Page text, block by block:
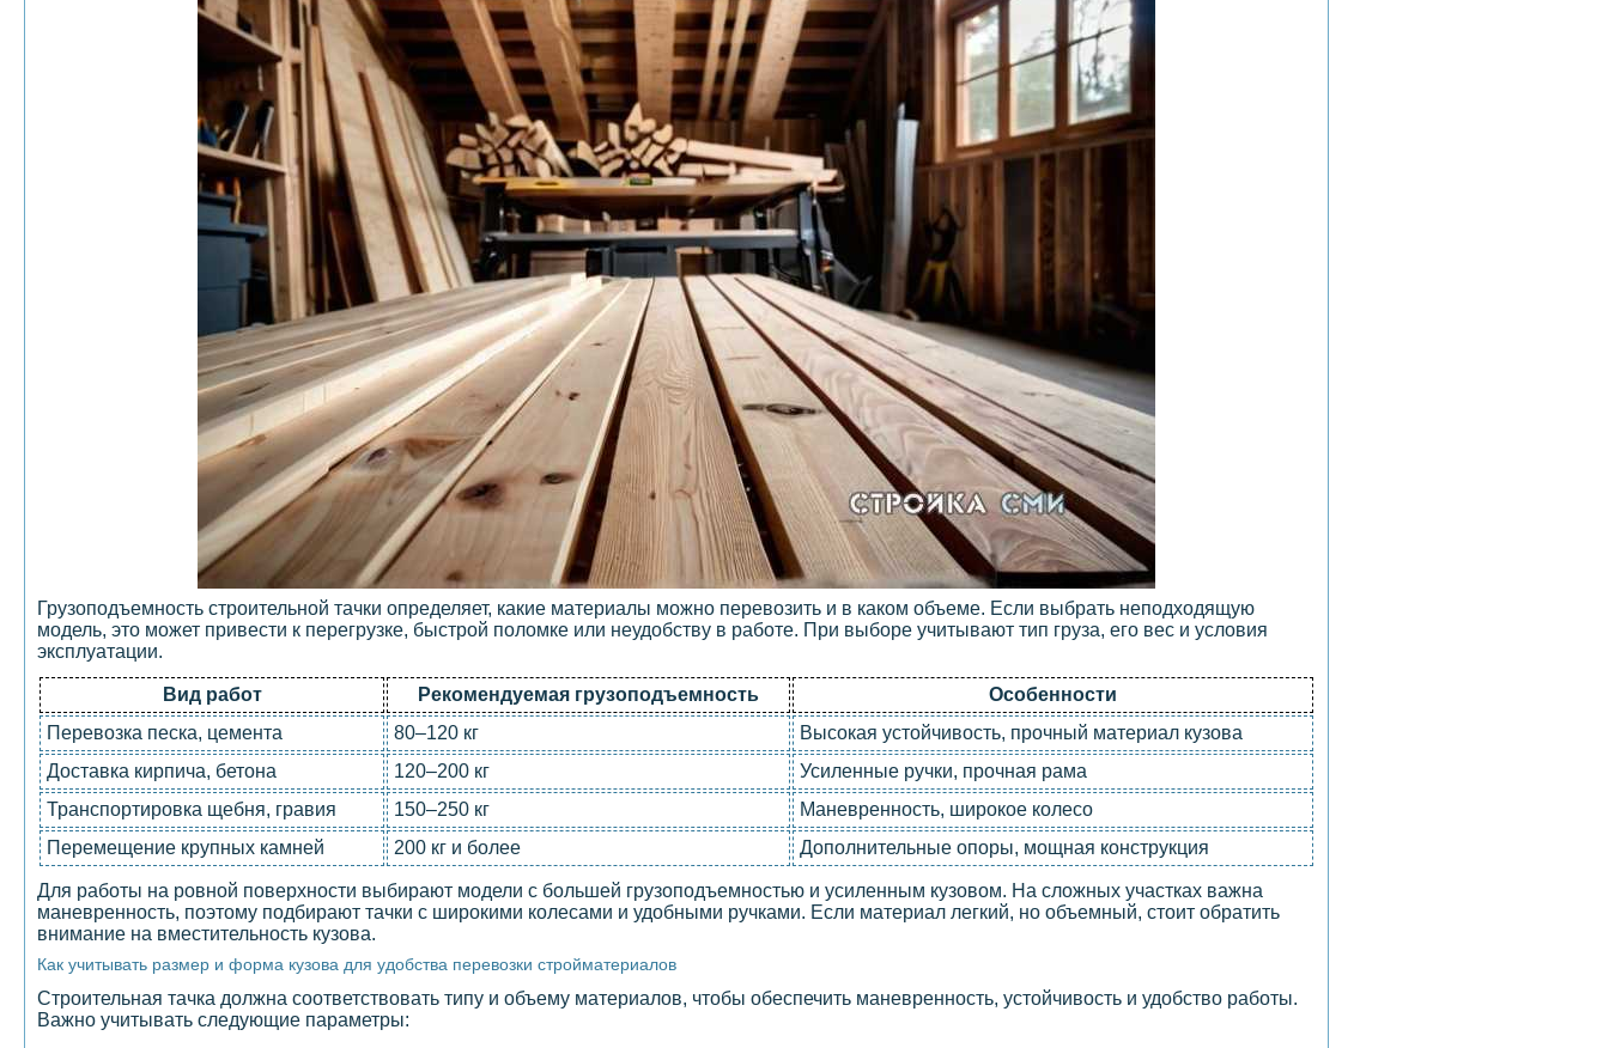
Грузоподъемность строительной тачки определяет, какие материалы можно перевозить и в каком объеме. Если выбрать неподходящую
модель, это может привести к перегрузке, быстрой поломке или неудобству в работе. При выборе учитывают тип груза, его вес и условия
эксплуатации.
Вид работ Рекомендуемая грузоподъемность
Особенности
Перевозка песка, цемента
80–120 кг
Высокая устойчивость, прочный материал кузова
Доставка кирпича, бетона
120–200 кг
Усиленные ручки, прочная рама
Транспортировка щебня, гравия
150–250 кг
Маневренность, широкое колесо
Перемещение крупных камней
200 кг и более Дополнительные опоры, мощная конструкция
Для работы на ровной поверхности выбирают модели с большей грузоподъемностью и усиленным кузовом. На сложных участках важна
маневренность, поэтому подбирают тачки с широкими колесами и удобными ручками. Если материал легкий, но объемный, стоит обратить
внимание на вместительность кузова.
Как учитывать размер и форма кузова для удобства перевозки стройматериалов
Строительная тачка должна соответствовать типу и объему материалов, чтобы обеспечить маневренность, устойчивость и удобство работы.
Важно учитывать следующие параметры: